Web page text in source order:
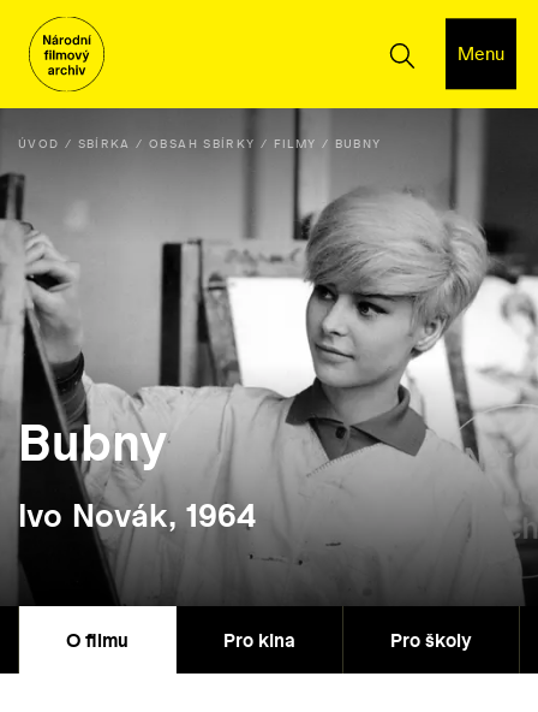
Menu
ÚVOD SBÍRKA OBSAH SBÍRKY FILMY BUBNY
Bubny
Ivo Novák, 1964
O filmu Pro kina Pro školy